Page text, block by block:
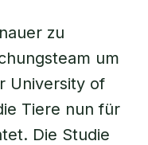
zu
um
University of
Tiere nun für
Die Studie